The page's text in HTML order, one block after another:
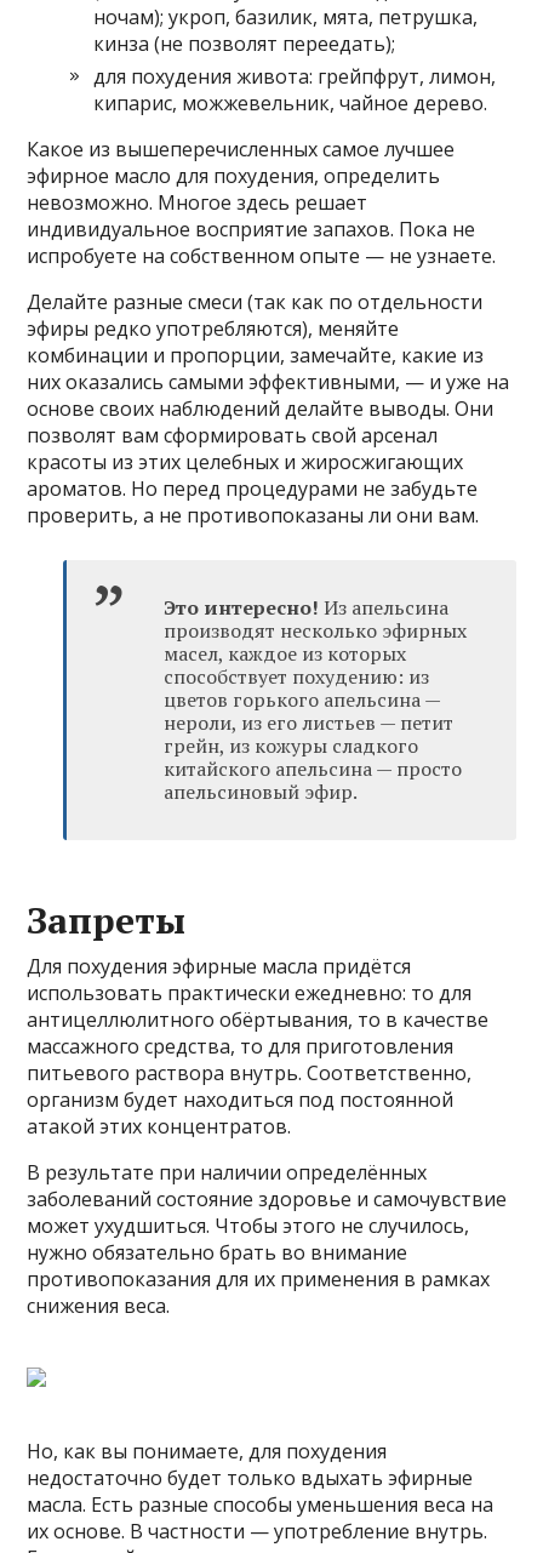
ночам); укроп, базилик, мята, петрушка,
кинза (не позволят переедать);
для похудения живота: грейпфрут, лимон,
кипарис, можжевельник, чайное дерево.
Какое из вышеперечисленных самое лучшее
эфирное масло для похудения, определить
невозможно. Многое здесь решает
индивидуальное восприятие запахов. Пока не
испробуете на собственном опыте — не узнаете.
Делайте разные смеси (так как по отдельности
эфиры редко употребляются), меняйте
комбинации и пропорции, замечайте, какие из
них оказались самыми эффективными, — и уже на
основе своих наблюдений делайте выводы. Они
позволят вам сформировать свой арсенал
красоты из этих целебных и жиросжигающих
ароматов. Но перед процедурами не забудьте
проверить, а не противопоказаны ли они вам.
Это интересно! Из апельсина
производят несколько эфирных
масел, каждое из которых
способствует похудению: из
цветов горького апельсина —
нероли, из его листьев — петит
грейн, из кожуры сладкого
китайского апельсина — просто
апельсиновый эфир.
Запреты
Для похудения эфирные масла придётся
использовать практически ежедневно: то для
антицеллюлитного обёртывания, то в качестве
массажного средства, то для приготовления
питьевого раствора внутрь. Соответственно,
организм будет находиться под постоянной
атакой этих концентратов.
В результате при наличии определённых
заболеваний состояние здоровье и самочувствие
может ухудшиться. Чтобы этого не случилось,
нужно обязательно брать во внимание
противопоказания для их применения в рамках
снижения веса.
Но, как вы понимаете, для похудения
недостаточно будет только вдыхать эфирные
масла. Есть разные способы уменьшения веса на
их основе. В частности — употребление внутрь.